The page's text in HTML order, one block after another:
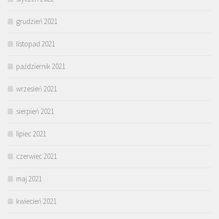
grudzień 2021
listopad 2021
październik 2021
wrzesień 2021
sierpień 2021
lipiec 2021
czerwiec 2021
maj 2021
kwiecień 2021